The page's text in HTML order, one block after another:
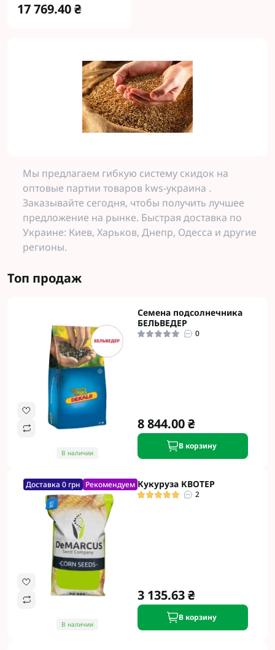
17 769.40 ₴
Мы предлагаем гибкую систему скидок на
оптовые партии товаров kws-украина .
Заказывайте сегодня, чтобы получить лучшее
предложение на рынке. Быстрая доставка по
Украине: Киев, Харьков, Днепр, Одесса и другие
регионы.
Топ продаж
В наличии
Семена подсолнечника
БЕЛЬВЕДЕР
0
8 844.00 ₴
В корзину
Доставка 0 грн Рекомендуем
В наличии
Кукуруза КВОТЕР
2
3 135.63 ₴
В корзину